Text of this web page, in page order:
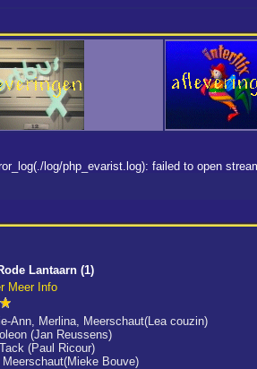
log/php_evarist.log): failed to open
Lantaarn (1)
Meer Info
Ann, Merlina, Meerschaut(Lea couzin)
(Jan Reussens)
(Paul Ricour)
Meerschaut(Mieke Bouve)